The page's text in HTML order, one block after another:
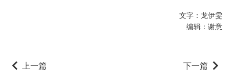
文字：龙伊雯
编辑：谢意
上一篇 下一篇